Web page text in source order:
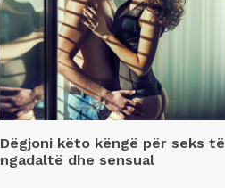
Dëgjoni këto këngë për seks të
ngadaltë dhe sensual